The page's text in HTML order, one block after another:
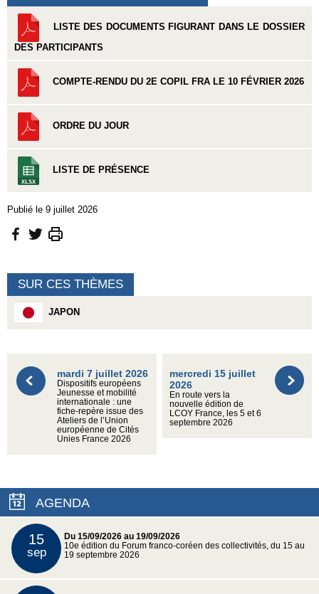
LISTE DES DOCUMENTS FIGURANT DANS LE DOSSIER
DES PARTICIPANTS
COMPTE-RENDU DU 2E COPIL FRA LE 10 FÉVRIER 2026
ORDRE DU JOUR
LISTE DE PRÉSENCE
Publié le 9 juillet 2026
SUR CES THÈMES
JAPON
mardi 7 juillet 2026
Dispositifs européens
Jeunesse et mobilité
internationale : une
fiche-repère issue des
Ateliers de l’Union
européenne de Cités
Unies France 2026
mercredi 15 juillet
2026
En route vers la
nouvelle édition de
LCOY France, les 5 et 6
septembre 2026
AGENDA
15
sep
Du 15/09/2026 au 19/09/2026
10e édition du Forum franco-coréen des collectivités, du 15 au
19 septembre 2026